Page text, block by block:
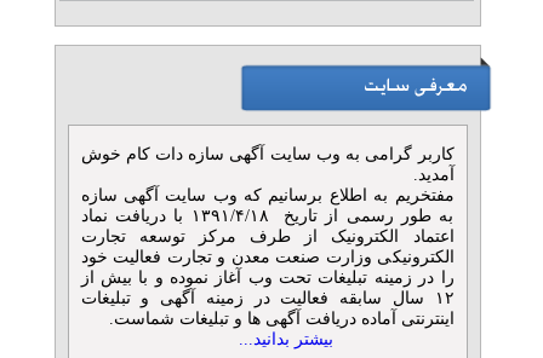
کاربر گرامی به وب سایت آگهی سازه دات کام خوش
آمدید.
مفتخریم به اطلاع برسانیم که وب سایت آگهی سازه
به طور رسمی از تاریخ ۱۳۹۱/۴/۱۸ با دریافت نماد
اعتماد الکترونیک از طرف مرکز توسعه تجارت
الکترونیکی وزارت صنعت معدن و تجارت فعالیت خود
را در زمینه تبلیغات تحت وب آغاز نموده و با بیش از
۱۲ سال سابقه فعالیت در زمینه آگهی و تبلیغات
اینترنتی آماده دریافت آگهی ها و تبلیغات شماست.
بیشتر بدانید...